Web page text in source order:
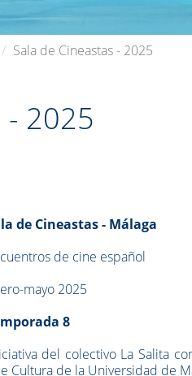
Sala de Cineastas - 2025
- 2025
de Cineastas - Málaga
de cine español
mayo 2025
8
del colectivo La Salita
Cultura de la Universidad de